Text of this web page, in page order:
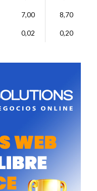
7,00 8,70
0,02 0,20